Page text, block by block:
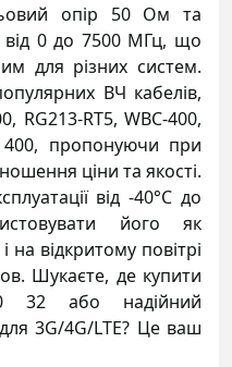
опір 50 Ом та
від 0 до 7500 МГц, що
для різних систем.
ВЧ кабелів,
RG213-RT5, WBC-400,
400, пропонуючи при
ціни та якості.
від -40°C до
його як
на відкритому повітрі
Шукаєте, де купити
32 або надійний
3G/4G/LTE? Це ваш